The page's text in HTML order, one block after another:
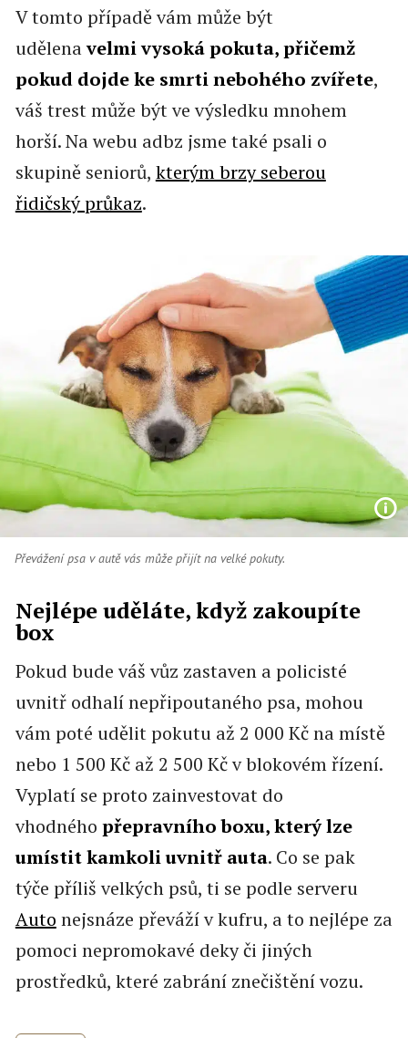
V tomto případě vám může být
udělenavelmi vysoká pokuta, přičemž
pokud dojde ke smrti nebohého zvířete,
váš trest může být ve výsledku mnohem
horší. Na webu adbz jsme také psali o
skupině seniorů, kterým brzy seberou
řidičský průkaz.
Převážení psa v autě vás může přijít na velké pokuty.
Nejlépe uděláte, když zakoupíte
box
Pokud bude váš vůz zastaven a policisté
uvnitř odhalí nepřipoutaného psa, mohou
vám poté udělit pokutu až 2 000 Kč na místě
nebo 1 500 Kč až 2 500 Kč v blokovém řízení.
Vyplatí se proto zainvestovat do
vhodného přepravního boxu, který lze
umístit kamkoli uvnitř auta. Co se pak
týče příliš velkých psů, ti se podle serveru
Auto nejsnáze převáží v kufru, a to nejlépe za
pomoci nepromokavé deky či jiných
prostředků, které zabrání znečištění vozu.